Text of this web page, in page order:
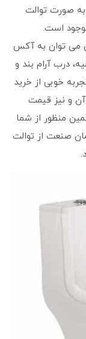
صورت توالت
است.
می توان به آکس
درب آرام بند و
خوبی از خرید
آن و نیز قیمت
منظور از شما
صنعت از توالت